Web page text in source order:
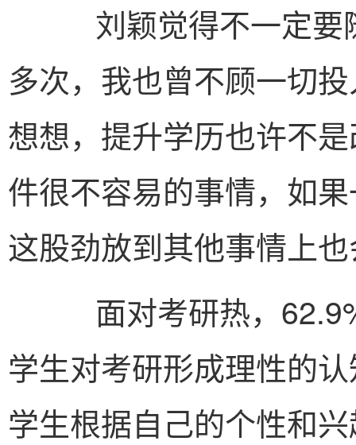
刘颖觉得不一定要
多次，我也曾不顾一切
想想，提升学历也许不
件很不容易的事情，如
这股劲放到其他事情上
面对考研热，
学生对考研形成理性的
学生根据自己的个性和